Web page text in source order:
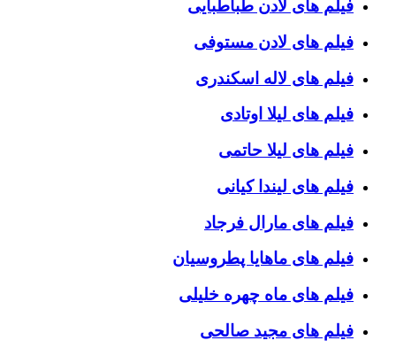
فیلم های لادن طباطبایی
فیلم های لادن مستوفی
فیلم های لاله اسکندری
فیلم های لیلا اوتادی
فیلم های لیلا حاتمی
فیلم های لیندا کیانی
فیلم های مارال فرجاد
فیلم های ماهایا پطروسیان
فیلم های ماه چهره خلیلی
فیلم های مجید صالحی